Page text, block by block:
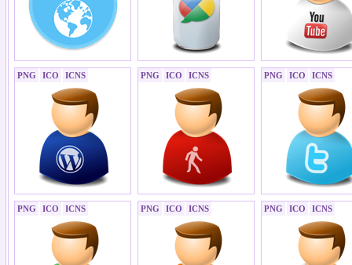
PNG ICO ICNS PNG ICO ICNS PNG ICO ICNS
PNG ICO ICNS PNG ICO ICNS PNG ICO ICNS